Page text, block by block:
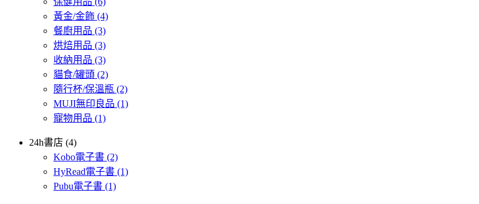
黃金/金飾 (4)
餐廚用品 (3)
烘焙用品 (3)
收納用品 (3)
貓食/罐頭 (2)
隨行杯/保溫瓶 (2)
MUJI無印良品 (1)
寵物用品 (1)
24h書店 (4)
Kobo電子書 (2)
HyRead電子書 (1)
Pubu電子書 (1)